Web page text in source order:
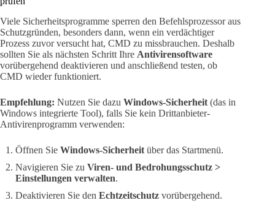
Viele Sicherheitsprogramme sperren den Befehlsprozessor aus
Schutzgründen, besonders dann, wenn ein verdächtiger
Prozess zuvor versucht hat, CMD zu missbrauchen. Deshalb
sollten Sie als nächsten Schritt Ihre Antivirensoftware
vorübergehend deaktivieren und anschließend testen, ob
CMD wieder funktioniert.
Empfehlung: Nutzen Sie dazu Windows-Sicherheit (das in
Windows integrierte Tool), falls Sie kein Drittanbieter-
Antivirenprogramm verwenden:
Öffnen Sie Windows-Sicherheit über das Startmenü.
Navigieren Sie zu Viren- und Bedrohungsschutz >
Einstellungen verwalten.
Deaktivieren Sie den Echtzeitschutz vorübergehend.